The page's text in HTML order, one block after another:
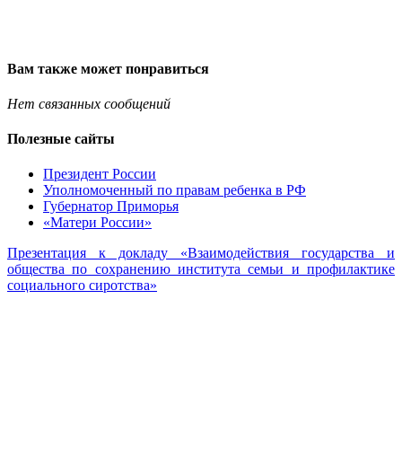
Вам также может понравиться
Нет связанных сообщений
Полезные сайты
Президент России
Уполномоченный по правам ребенка в РФ
Губернатор Приморья
«Матери России»
Презентация к докладу «Взаимодействия государства и
общества по сохранению института семьи и профилактике
социального сиротства»